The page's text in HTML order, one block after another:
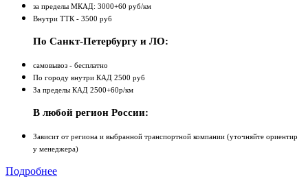
за пределы МКАД: 3000+60 руб/км
Внутри ТТК - 3500 руб
По Санкт-Петербургу и ЛО:
самовывоз - бесплатно
По городу внутри КАД 2500 руб
За пределы КАД 2500+60р/км
В любой регион России:
Зависит от региона и выбранной транспортной компании (уточняйте ориентир
у менеджера)
Подробнее